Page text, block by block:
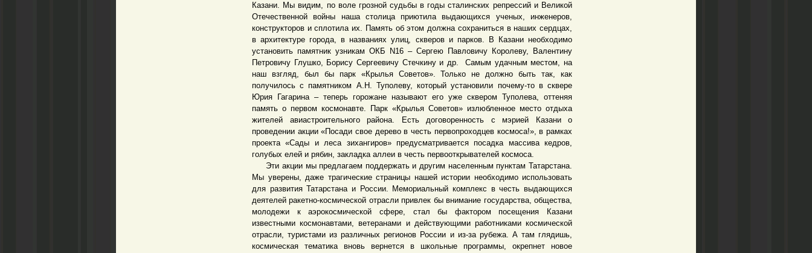
Казани. Мы видим, по воле грозной судьбы в годы сталинских репрессий и Великой
Отечественной войны наша столица приютила выдающихся ученых, инженеров,
конструкторов и сплотила их. Память об этом должна сохраниться в наших сердцах,
в архитектуре города, в названиях улиц, скверов и парков. В Казани необходимо
установить памятник узникам ОКБ N16 – Сергею Павловичу Королеву, Валентину
Петровичу Глушко, Борису Сергеевичу Стечкину и др. Самым удачным местом, на
наш взгляд, был бы парк «Крылья Советов». Только не должно быть так, как
получилось с памятником А.Н. Туполеву, который установили почему-то в сквере
Юрия Гагарина – теперь горожане называют его уже сквером Туполева, оттеняя
память о первом космонавте. Парк «Крылья Советов» излюбленное место отдыха
жителей авиастроительного района. Есть договоренность с мэрией Казани о
проведении акции «Посади свое дерево в честь первопроходцев космоса!», в рамках
проекта «Сады и леса зихангиров» предусматривается посадка массива кедров,
голубых елей и рябин, закладка аллеи в честь первооткрывателей космоса.
Эти акции мы предлагаем поддержать и другим населенным пунктам Татарстана.
Мы уверены, даже трагические страницы нашей истории необходимо использовать
для развития Татарстана и России. Мемориальный комплекс в честь выдающихся
деятелей ракетно-космической отрасли привлек бы внимание государства, общества,
молодежи к аэрокосмической сфере, стал бы фактором посещения Казани
известными космонавтами, ветеранами и действующими работниками космической
отрасли, туристами из различных регионов России и из-за рубежа. А там глядишь,
космическая тематика вновь вернется в школьные программы, окрепнет новое